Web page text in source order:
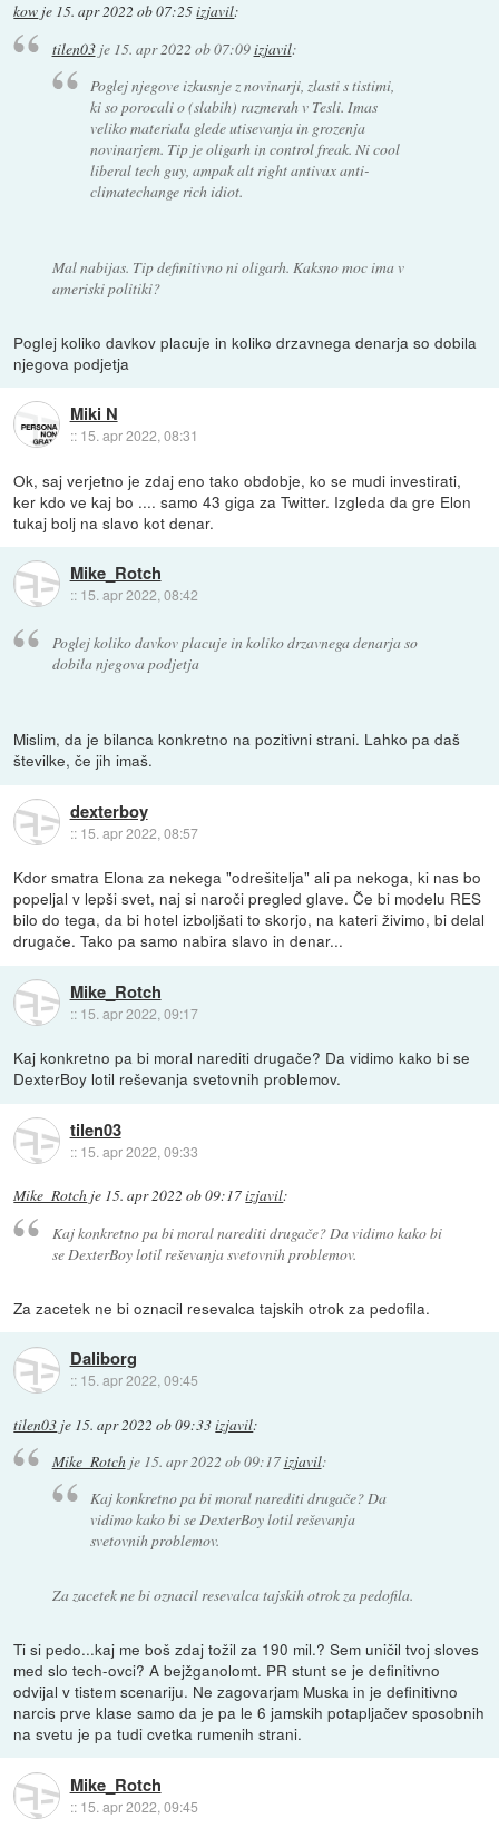
kow je 15. apr 2022 ob 07:25izjavil:
tilen03je 15. apr 2022 ob 07:09izjavil:
Poglej njegove izkusnje z novinarji, zlasti s tistimi,
ki so porocali o (slabih) razmerah v Tesli. Imas
veliko materiala glede utisevanja in grozenja
novinarjem. Tip je oligarh in control freak. Ni cool
liberal tech guy, ampak alt right antivax anti-
climatechange rich idiot.
Mal nabijas. Tip definitivno ni oligarh. Kaksno moc ima v
ameriski politiki?
Poglej koliko davkov placuje in koliko drzavnega denarja so dobila
njegova podjetja
Miki N
:: 15. apr 2022, 08:31
Ok, saj verjetno je zdaj eno tako obdobje, ko se mudi investirati,
ker kdo ve kaj bo .... samo 43 giga za Twitter. Izgleda da gre Elon
tukaj bolj na slavo kot denar.
Mike_Rotch
:: 15. apr 2022, 08:42
Poglej koliko davkov placuje in koliko drzavnega denarja so
dobila njegova podjetja
Mislim, da je bilanca konkretno na pozitivni strani. Lahko pa daš
številke, če jih imaš.
dexterboy
:: 15. apr 2022, 08:57
Kdor smatra Elona za nekega "odrešitelja" ali pa nekoga, ki nas bo
popeljal v lepši svet, naj si naroči pregled glave. Če bi modelu RES
bilo do tega, da bi hotel izboljšati to skorjo, na kateri živimo, bi delal
drugače. Tako pa samo nabira slavo in denar...
Mike_Rotch
:: 15. apr 2022, 09:17
Kaj konkretno pa bi moral narediti drugače? Da vidimo kako bi se
DexterBoy lotil reševanja svetovnih problemov.
tilen03
:: 15. apr 2022, 09:33
Mike_Rotch je 15. apr 2022 ob 09:17izjavil:
Kaj konkretno pa bi moral narediti drugače? Da vidimo kako bi
se DexterBoy lotil reševanja svetovnih problemov.
Za zacetek ne bi oznacil resevalca tajskih otrok za pedofila.
Daliborg
:: 15. apr 2022, 09:45
tilen03 je 15. apr 2022 ob 09:33izjavil:
Mike_Rotchje 15. apr 2022 ob 09:17izjavil:
Kaj konkretno pa bi moral narediti drugače? Da
vidimo kako bi se DexterBoy lotil reševanja
svetovnih problemov.
Za zacetek ne bi oznacil resevalca tajskih otrok za pedofila.
Ti si pedo...kaj me boš zdaj tožil za 190 mil.? Sem uničil tvoj sloves
med slo tech-ovci? A bejžganolomt. PR stunt se je definitivno
odvijal v tistem scenariju. Ne zagovarjam Muska in je definitivno
narcis prve klase samo da je pa le 6 jamskih potapljačev sposobnih
na svetu je pa tudi cvetka rumenih strani.
Mike_Rotch
:: 15. apr 2022, 09:45